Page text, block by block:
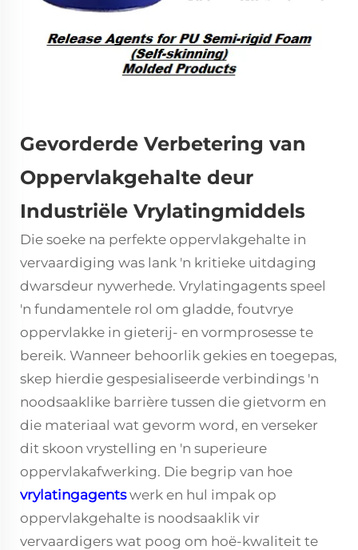
Gevorderde Verbetering van
Oppervlakgehalte deur
Industriële Vrylatingmiddels
Die soeke na perfekte oppervlakgehalte in
vervaardiging was lank 'n kritieke uitdaging
dwarsdeur nywerhede. Vrylatingagents speel
'n fundamentele rol om gladde, foutvrye
oppervlakke in gieterij- en vormprosesse te
bereik. Wanneer behoorlik gekies en toegepas,
skep hierdie gespesialiseerde verbindings 'n
noodsaaklike barrière tussen die gietvorm en
die materiaal wat gevorm word, en verseker
dit skoon vrystelling en 'n superieure
oppervlakafwerking. Die begrip van hoe
vrylatingagentswerk en hul impak op
oppervlakgehalte is noodsaaklik vir
vervaardigers wat poog om hoë-kwaliteit te